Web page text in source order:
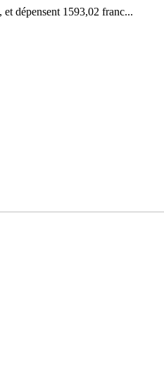
et dépensent 1593,02 franc...